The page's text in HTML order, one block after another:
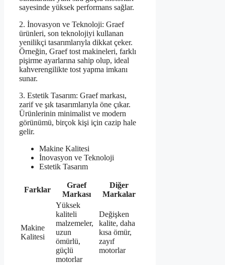
sayesinde yüksek performans sağlar.
2. İnovasyon ve Teknoloji: Graef
ürünleri, son teknolojiyi kullanan
yenilikçi tasarımlarıyla dikkat çeker.
Örneğin, Graef tost makineleri, farklı
pişirme ayarlarına sahip olup, ideal
kahverengilikte tost yapma imkanı
sunar.
3. Estetik Tasarım: Graef markası,
zarif ve şık tasarımlarıyla öne çıkar.
Ürünlerinin minimalist ve modern
görünümü, birçok kişi için cazip hale
gelir.
Makine Kalitesi
İnovasyon ve Teknoloji
Estetik Tasarım
Farklar
Graef
Markası
Diğer
Markalar
Makine
Kalitesi
Yüksek
kaliteli
malzemeler,
uzun
ömürlü,
güçlü
motorlar
Değişken
kalite, daha
kısa ömür,
zayıf
motorlar